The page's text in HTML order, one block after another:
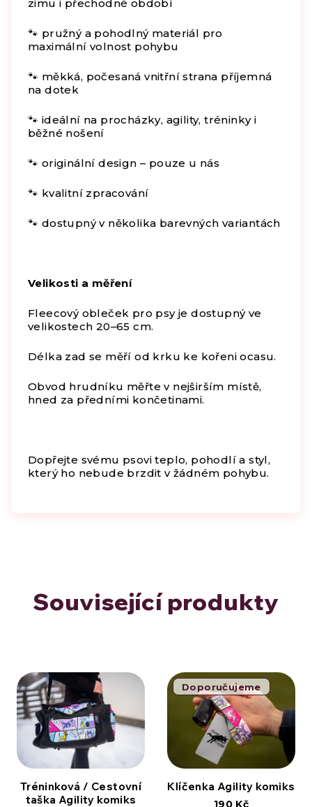
zimu i přechodné období
🐾 pružný a pohodlný materiál pro
maximální volnost pohybu
🐾 měkká, počesaná vnitřní strana příjemná
na dotek
🐾 ideální na procházky, agility, tréninky i
běžné nošení
🐾 originální design – pouze u nás
🐾 kvalitní zpracování
🐾 dostupný v několika barevných variantách
Velikosti a měření
Fleecový obleček pro psy je dostupný ve
velikostech 20–65 cm.
Délka zad se měří od krku ke kořeni ocasu.
Obvod hrudníku měřte v nejširším místě,
hned za předními končetinami.
Dopřejte svému psovi teplo, pohodlí a styl,
který ho nebude brzdit v žádném pohybu.
Související produkty
Tréninková / Cestovní
taška Agility komiks
Doporučujeme
Klíčenka Agility komiks
190 Kč